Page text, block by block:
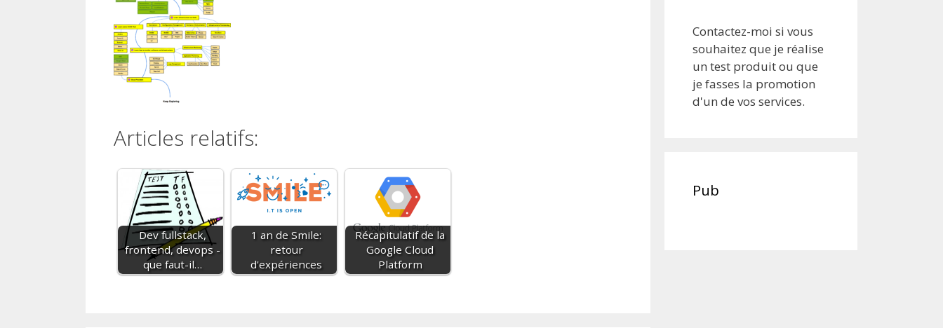
Articles relatifs:
Dev fullstack,
frontend, devops -
que faut-il…
1 an de Smile:
retour
d'expériences
Récapitulatif de la
Google Cloud
Platform
Contactez-moi si vous
souhaitez que je réalise
un test produit ou que
je fasses la promotion
d'un de vos services.
Pub